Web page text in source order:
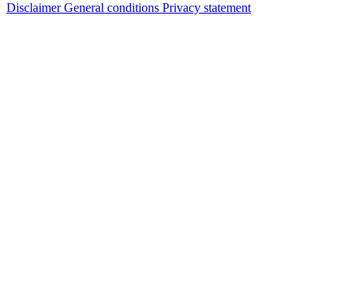
DisclaimerGeneral conditions Privacy statement